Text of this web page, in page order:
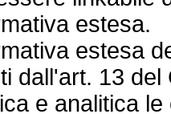
estesa.
estesa
dall'art. 13
e analitica